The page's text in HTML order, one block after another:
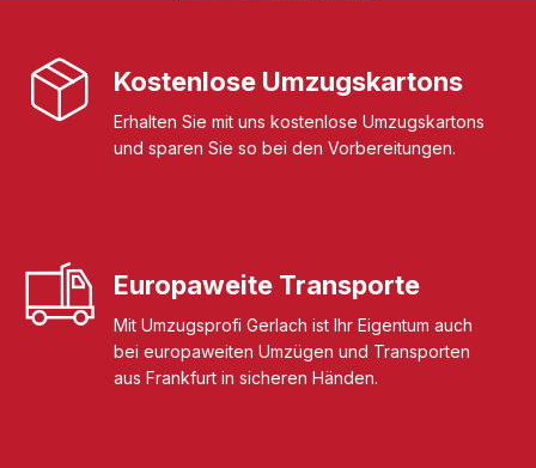
Kostenlose Umzugskartons
Erhalten Sie mit uns kostenlose Umzugskartons
und sparen Sie so bei den Vorbereitungen.
Europaweite Transporte
Mit Umzugsprofi Gerlach ist Ihr Eigentum auch
bei europaweiten Umzügen und Transporten
aus Frankfurt in sicheren Händen.